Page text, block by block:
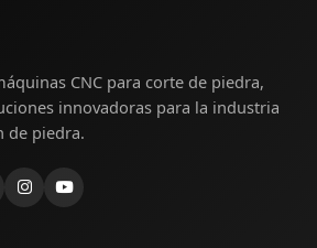
CNC para corte de piedra,
innovadoras para la industria
de piedra.